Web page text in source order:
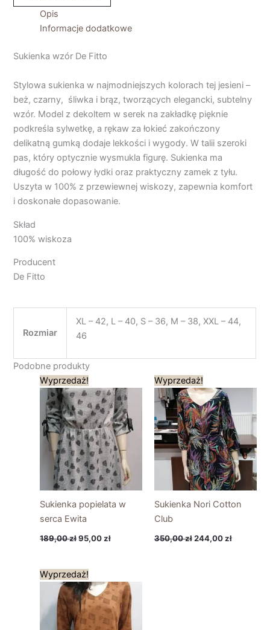
Opis
Informacje dodatkowe
Sukienka wzór De Fitto
Stylowa sukienka w najmodniejszych kolorach tej jesieni –
beż, czarny, śliwka i brąz, tworzących elegancki, subtelny
wzór. Model z dekoltem w serek na zakładkę pięknie
podkreśla sylwetkę, a rękaw za łokieć zakończony
delikatną gumką dodaje lekkości i wygody. W talii szeroki
pas, który optycznie wysmukla figurę. Sukienka ma
długość do połowy łydki oraz praktyczny zamek z tyłu.
Uszyta w 100% z przewiewnej wiskozy, zapewnia komfort
i doskonałe dopasowanie.
Skład
100% wiskoza
Producent
De Fitto
Rozmiar
XL – 42, L – 40, S – 36, M – 38, XXL – 44,
46
Podobne produkty
Wyprzedaż!
Sukienka popielata w
serca Ewita
189,00zł
Pierwotna
cena
wynosiła:
189,00 zł.
95,00zł
cena
wynosi:
95,00 zł.
Wyprzedaż!
Sukienka Nori Cotton
Club
350,00zł
Pierwotna
cena
wynosiła:
350,00 zł.
244,00zł
cena
Wyprzedaż!Pierwotna
cena
wynosiła:
189,00 zł.
cena
wynosi:
95,00 zł.